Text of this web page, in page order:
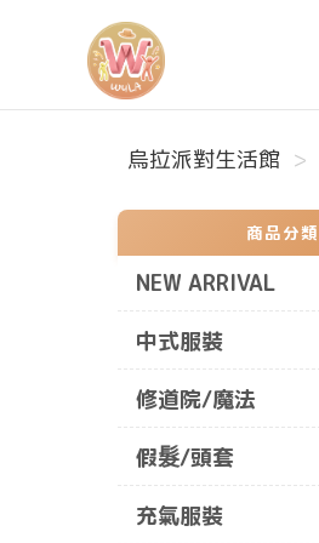
烏拉派對生活館
烏拉派對生活館
商品分類
NEW ARRIVAL
中式服裝
修道院/魔法
假髮/頭套
充氣服裝